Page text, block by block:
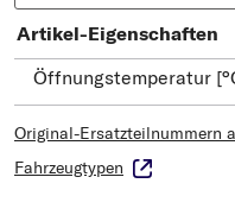
Artikel-Eigenschaften
Öffnungstemperatur
Original-Ersatzteilnummern
Fahrzeugtypen